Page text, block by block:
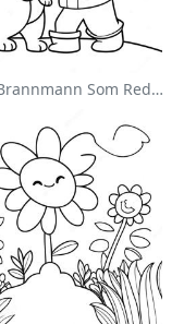
Modig Brannmann Som Redder En Katt Fargeleggingsside